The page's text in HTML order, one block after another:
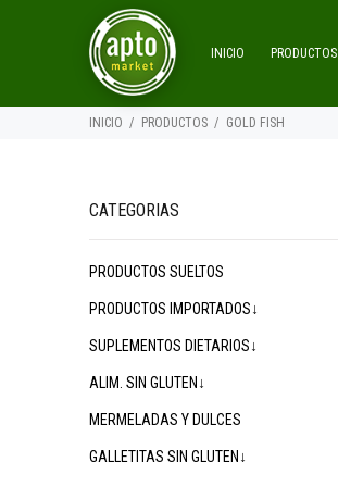
INICIO PRODUCTOS
INICIO PRODUCTOS GOLD FISH
CATEGORIAS
PRODUCTOS SUELTOS
PRODUCTOS IMPORTADOS↓
SUPLEMENTOS DIETARIOS↓
ALIM. SIN GLUTEN↓
MERMELADAS Y DULCES
GALLETITAS SIN GLUTEN↓